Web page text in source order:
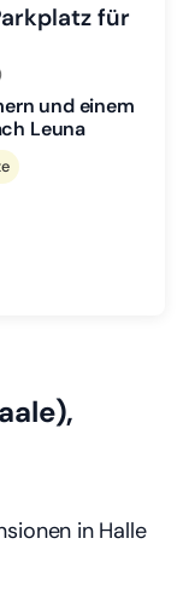
für
und einem
Leuna
in Halle